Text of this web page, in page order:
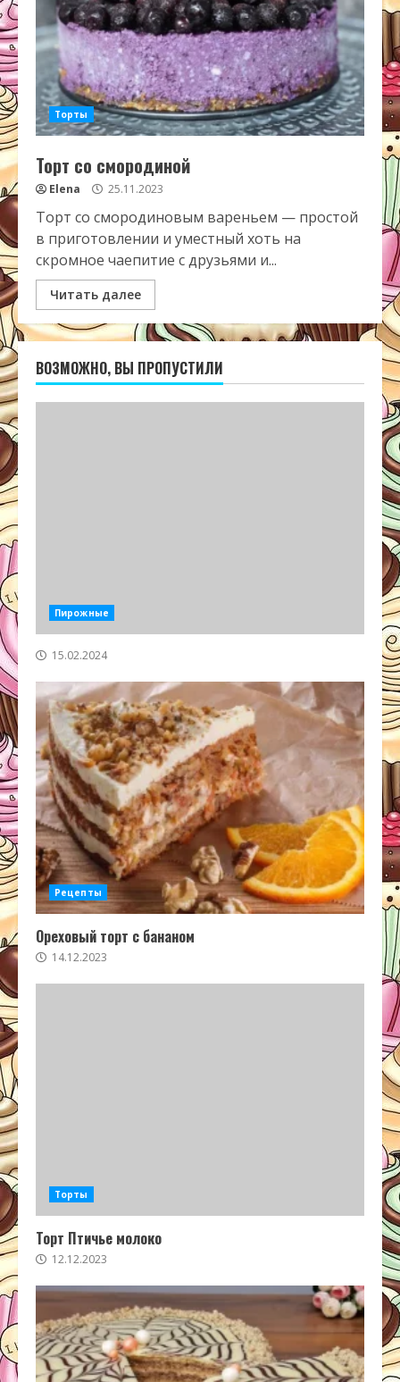
Торты
Торт со смородиной
Elena 25.11.2023
Торт со смородиновым вареньем — простой
в приготовлении и уместный хоть на
скромное чаепитие с друзьями и...
Читать далее
ВОЗМОЖНО, ВЫ ПРОПУСТИЛИ
Пирожные
15.02.2024
Рецепты
Ореховый торт с бананом
14.12.2023
Торты
Торт Птичье молоко
12.12.2023